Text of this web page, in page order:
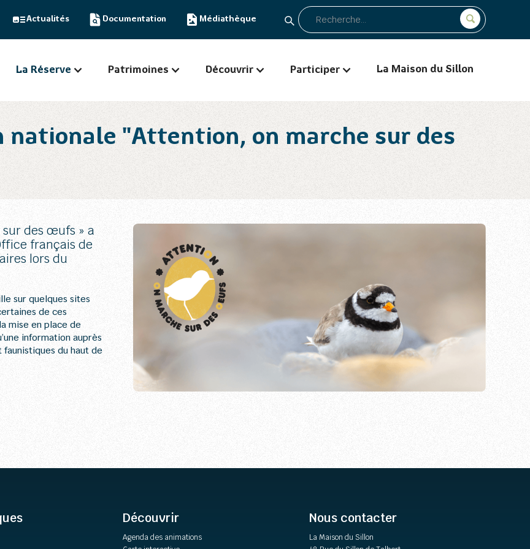
Actualités Documentation Médiathèque
La Réserve Patrimoines Découvrir Participer La Maison du Sillon
"Attention, on marche sur des
des œufs » a
français de
lors du
sur quelques sites
de ces
mise en place de
information auprès
du haut de
Découvrir
Agenda des animations
Nous contacter
La Maison du Sillon